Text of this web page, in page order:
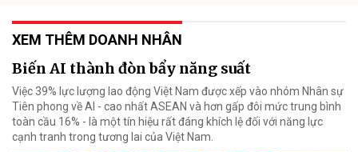
XEM THÊM DOANH NHÂN
Biến AI thành đòn bẩy năng suất
Việc 39% lực lượng lao động Việt Nam được xếp vào nhóm Nhân sự
Tiên phong về AI - cao nhất ASEAN và hơn gấp đôi mức trung bình
toàn cầu 16% - là một tín hiệu rất đáng khích lệ đối với năng lực
cạnh tranh trong tương lai của Việt Nam.